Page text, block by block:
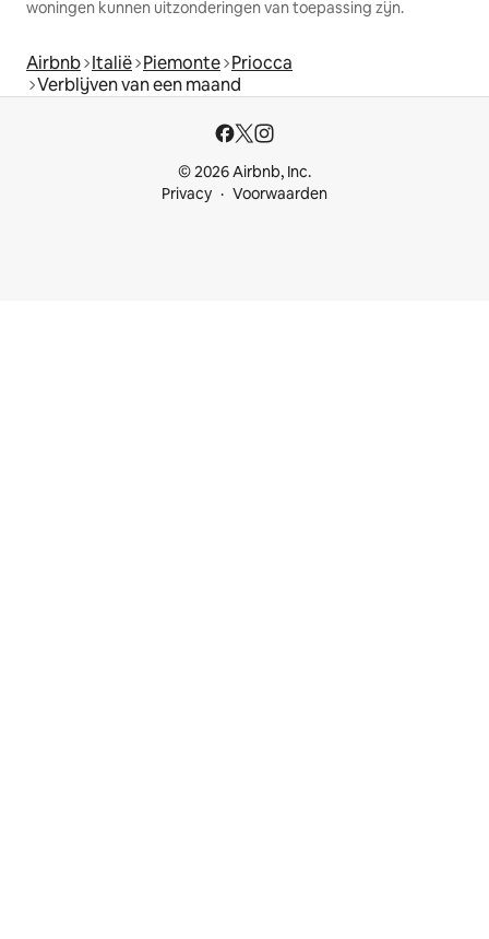
woningen kunnen uitzonderingen van toepassing zijn.
Airbnb Italië Piemonte Priocca
Verblijven van een maand
© 2026 Airbnb, Inc.
Privacy
Voorwaarden